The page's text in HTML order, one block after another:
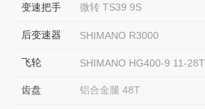
变速把手 微转 TS39 9S
后变速器 SHIMANO R3000
飞轮 SHIMANO HG400-9 11-28T
齿盘 铝合金腿 48T